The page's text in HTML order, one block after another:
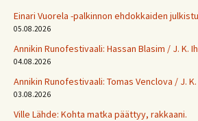
Einari Vuorela -palkinnon ehdokkaiden
05.08.2026
Annikin Runofestivaali: Has­san Bla­sim / J. K.
04.08.2026
Annikin Runofestivaali: Tomas Venclova / J.
03.08.2026
Ville Lähde: Kohta matka päättyy, rakkaani.